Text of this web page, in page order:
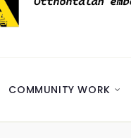
COMMUNITY WORK